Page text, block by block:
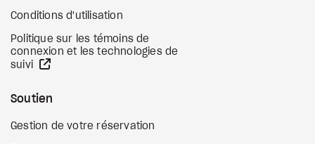
Conditions d'utilisation
Politique sur les témoins de
connexion et les technologies de
suivi
Soutien
Gestion de votre réservation